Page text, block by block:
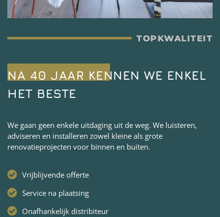
TOPKWALITEIT
NA 40 JAAR KENNEN WE ENKEL
HET BESTE
We gaan geen enkele uitdaging uit de weg. We luisteren,
adviseren en installeren zowel kleine als grote
renovatieprojecten voor binnen en buiten.
Vrijblijvende offerte
Service na plaatsing
Onafhankelijk distribiteur